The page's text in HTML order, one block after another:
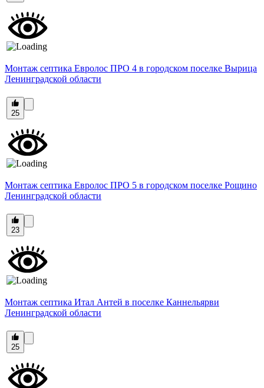
Монтаж септика Евролос ПРО 4 в городском поселке Вырица
Ленинградской области
25
Монтаж септика Евролос ПРО 5 в городском поселке Рощино
Ленинградской области
23
Монтаж септика Итал Антей в поселке Каннельярви
Ленинградской области
25